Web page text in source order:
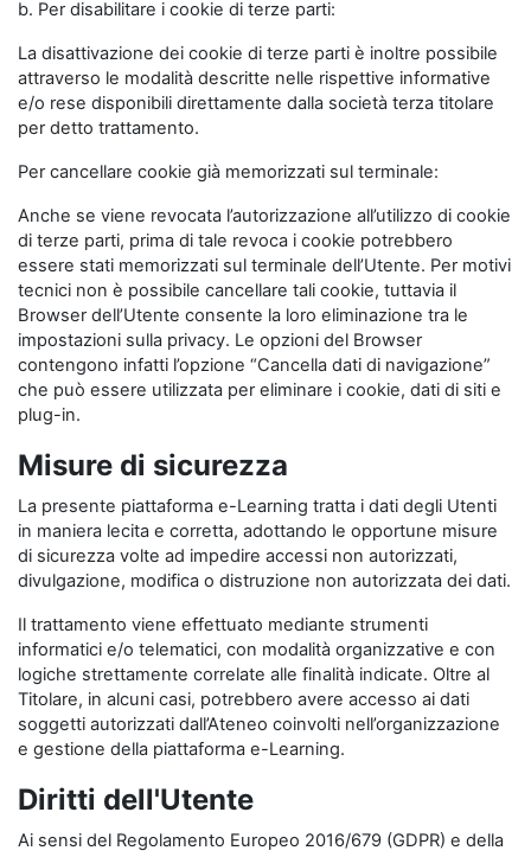
b. Per disabilitare i cookie di terze parti:
La disattivazione dei cookie di terze parti è inoltre possibile
attraverso le modalità descritte nelle rispettive informative
e/o rese disponibili direttamente dalla società terza titolare
per detto trattamento.
Per cancellare cookie già memorizzati sul terminale:
Anche se viene revocata l’autorizzazione all’utilizzo di cookie
di terze parti, prima di tale revoca i cookie potrebbero
essere stati memorizzati sul terminale dell’Utente. Per motivi
tecnici non è possibile cancellare tali cookie, tuttavia il
Browser dell’Utente consente la loro eliminazione tra le
impostazioni sulla privacy. Le opzioni del Browser
contengono infatti l’opzione “Cancella dati di navigazione”
che può essere utilizzata per eliminare i cookie, dati di siti e
plug-in.
Misure di sicurezza
La presente piattaforma e-Learning tratta i dati degli Utenti
in maniera lecita e corretta, adottando le opportune misure
di sicurezza volte ad impedire accessi non autorizzati,
divulgazione, modifica o distruzione non autorizzata dei dati.
Il trattamento viene effettuato mediante strumenti
informatici e/o telematici, con modalità organizzative e con
logiche strettamente correlate alle finalità indicate. Oltre al
Titolare, in alcuni casi, potrebbero avere accesso ai dati
soggetti autorizzati dall’Ateneo coinvolti nell’organizzazione
e gestione della piattaforma e-Learning.
Diritti dell'Utente
Ai sensi del Regolamento Europeo 2016/679 (GDPR) e della